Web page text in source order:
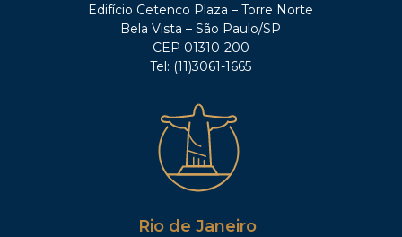
Edifício Cetenco Plaza – Torre Norte
Bela Vista – São Paulo/SP
CEP 01310-200
Tel: (11)3061-1665
Rio de Janeiro